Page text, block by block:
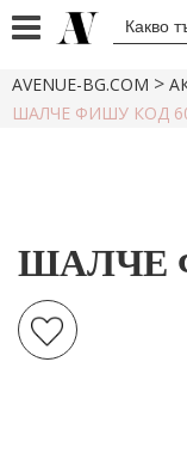
AVENUE-BG.COM >
ШАЛЧЕ ФИШУ КОД
ШАЛЧЕ